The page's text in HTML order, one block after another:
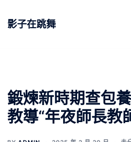
影子在跳舞
鍛煉新時期查包
教導“年夜師長教